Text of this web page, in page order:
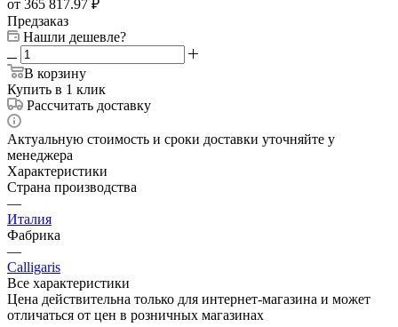
от 365 817.97 ₽
Предзаказ
Нашли дешевле?
В корзину
Купить в 1 клик
Рассчитать доставку
Актуальную стоимость и сроки доставки уточняйте у
менеджера
Характеристики
Страна производства
—
Италия
Фабрика
—
Calligaris
Все характеристики
Цена действительна только для интернет-магазина и может
отличаться от цен в розничных магазинах